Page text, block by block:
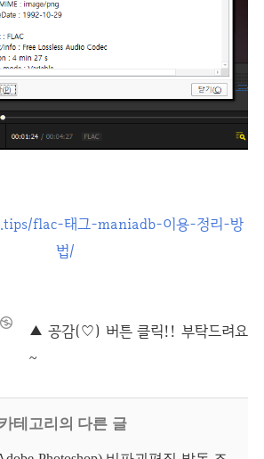
flac-태그-maniadb-이용-정리-방
법/
테고리의 다른 글